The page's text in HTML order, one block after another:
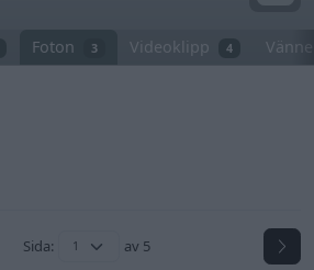
Foton 3 Videoklipp 4
Sida: av 5